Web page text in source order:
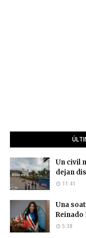
Un civil
dejan
11:41
Una
Reinado
5:38